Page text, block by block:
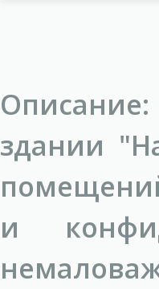
здании
и